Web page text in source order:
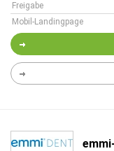
Freigabe
Mobil-Landingpage